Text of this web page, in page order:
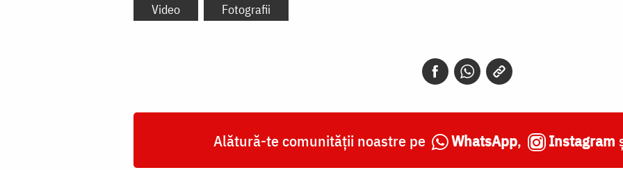
Video Fotografii
Alătură-te comunității noastre pe WhatsApp, Instagram